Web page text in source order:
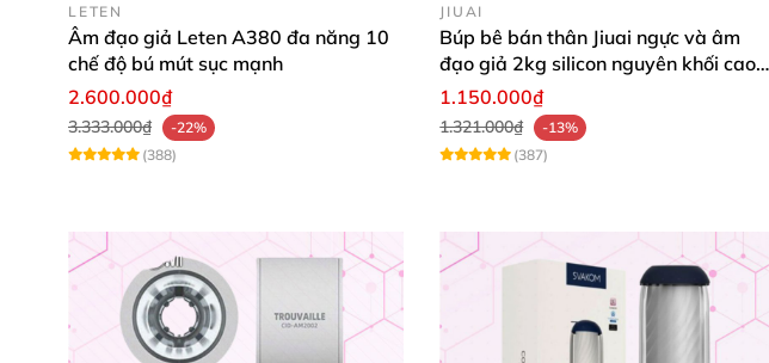
LETEN
Âm đạo giả Leten A380 đa năng 10
chế độ bú mút sục mạnh
2.600.000₫
3.333.000₫
-22%
(388)
JIUAI
Búp bê bán thân Jiuai ngực và âm
đạo giả 2kg silicon nguyên khối cao
cấp
1.150.000₫
1.321.000₫
-13%
(387)